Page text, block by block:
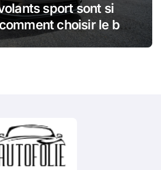
sport sont si
choisir le bon